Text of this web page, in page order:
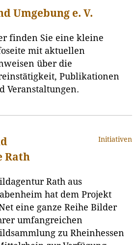
Umgebung e. V.
finden Sie eine kleine
mit aktuellen
über die
Publikationen
Veranstaltungen.
Initiativen
Rath
Rath aus
hat dem Projekt
eine ganze Reihe Bilder
umfangreichen
zu Rheinhessen